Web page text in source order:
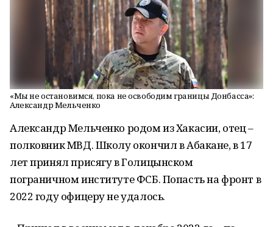
«Мы не остановимся, пока не освободим границы Донбасса»:
Александр Мельченко
Александр Мельченко родом из Хакасии, отец –
полковник МВД. Школу окончил в Абакане, в 17
лет принял присягу в Голицынском
пограничном институте ФСБ. Попасть на фронт в
2022 году офицеру не удалось.